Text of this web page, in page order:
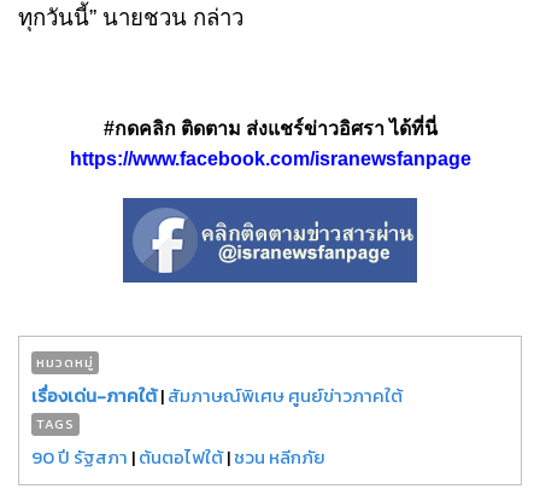
ทุกวันนี้” นายชวน กล่าว
#กดคลิก ติดตาม ส่งแชร์ข่าวอิศรา ได้ที่นี่
https://www.facebook.com/isranewsfanpage
หมวดหมู่
เรื่องเด่น-ภาคใต้|สัมภาษณ์พิเศษ ศูนย์ข่าวภาคใต้
TAGS
90 ปี รัฐสภา |ต้นตอไฟใต้|ชวน หลีกภัย